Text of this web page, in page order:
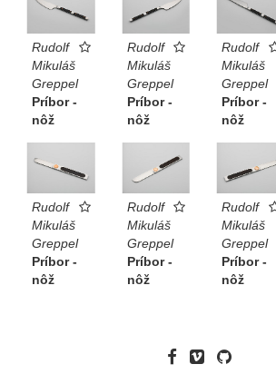
Rudolf
Mikuláš
Greppel
Príbor -
nôž
Rudolf
Mikuláš
Greppel
Príbor -
nôž
Rudolf
Mikuláš
Greppel
Príbor -
nôž
Rudolf
Mikuláš
Greppel
Príbor -
nôž
Rudolf
Mikuláš
Greppel
Príbor -
nôž
Rudolf
Mikuláš
Greppel
Príbor -
nôž